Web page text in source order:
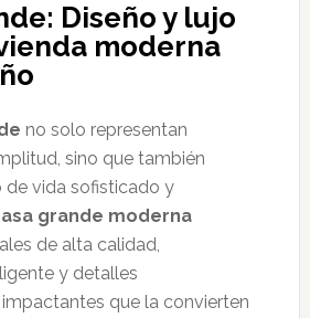
Diseño y lujo
moderna
no solo representan
sino que también
de vida sofisticado y
grande moderna
de alta calidad,
y detalles
que la convierten